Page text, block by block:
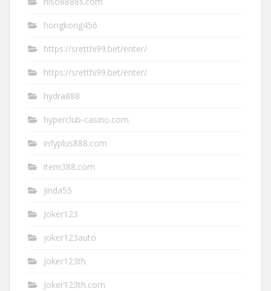
hongkong456
https://sretthi99.bet/enter/
https://sretthi99.bet/enter/
hydra888
hyperclub-casino.com
infyplus888.com
item388.com
Jinda55
Joker123
joker123auto
Joker123th
Joker123th.com